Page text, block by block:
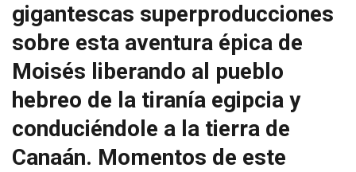
gigantescas superproducciones
sobre esta aventura épica de
Moisés liberando al pueblo
hebreo de la tiranía egipcia y
conduciéndole a la tierra de
Canaán. Momentos de este